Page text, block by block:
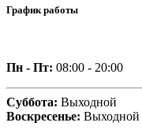
График работы
Пн - Пт: 08:00 - 20:00
Суббота: Выходной
Воскресенье: Выходной